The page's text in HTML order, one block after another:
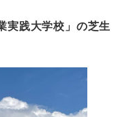
実践大学校」の芝生